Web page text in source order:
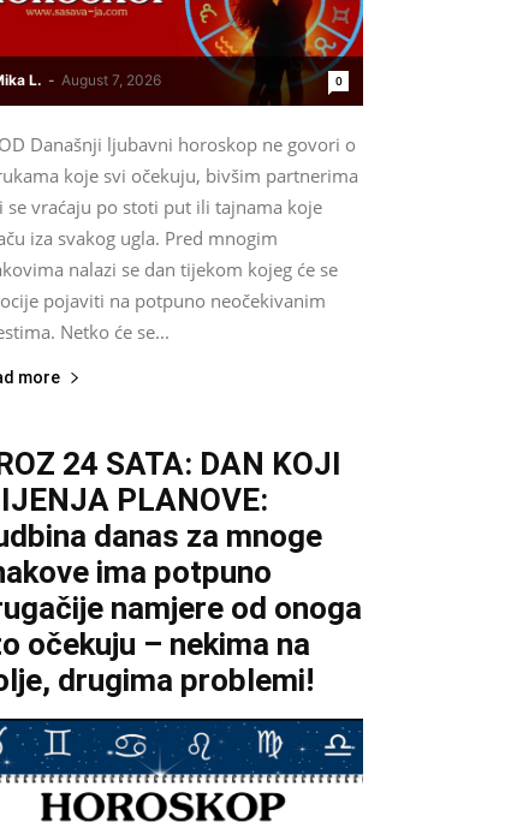
L. - August 7, 2026 0
Današnji ljubavni horoskop ne govori o
koje svi očekuju, bivšim partnerima
se vraćaju po stoti put ili tajnama koje
iza svakog ugla. Pred mnogim
nalazi se dan tijekom kojeg će se
pojaviti na potpuno neočekivanim
Netko će se...
more
24 SATA: DAN KOJI
PLANOVE:
danas za mnoge
ima potpuno
namjere od onoga
očekuju – nekima na
drugima problemi!